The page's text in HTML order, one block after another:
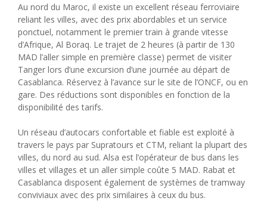
Au nord du Maroc, il existe un excellent réseau ferroviaire
reliant les villes, avec des prix abordables et un service
ponctuel, notamment le premier train à grande vitesse
d’Afrique, Al Boraq. Le trajet de 2 heures (à partir de 130
MAD l’aller simple en première classe) permet de visiter
Tanger lors d’une excursion d’une journée au départ de
Casablanca. Réservez à l’avance sur le site de l’ONCF, ou en
gare. Des réductions sont disponibles en fonction de la
disponibilité des tarifs.
Un réseau d’autocars confortable et fiable est exploité à
travers le pays par Supratours et CTM, reliant la plupart des
villes, du nord au sud. Alsa est l’opérateur de bus dans les
villes et villages et un aller simple coûte 5 MAD. Rabat et
Casablanca disposent également de systèmes de tramway
conviviaux avec des prix similaires à ceux du bus.